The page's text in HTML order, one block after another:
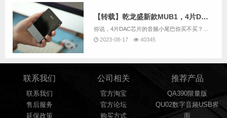
【转载】乾龙盛新款MUB1，4片DAC配置的手机大尾巴你见过没？
2023-08-17
40345
联系我们
联系我们
售后服务
延保政策
公司相关
官方淘宝
官方论坛
购买方式
推荐产品
QA390限量版
QU02数字音频USB界
面